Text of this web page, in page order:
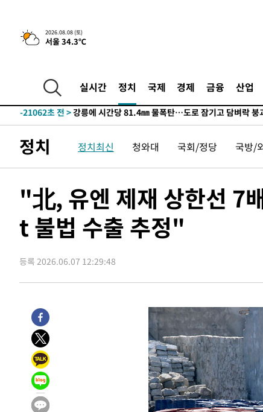
2026.08.08 (토)
서울 34.3℃
실시간 정치 국제 경제 금융 산업
-29096초 전 >낮 최고 35도 '무더위'…동해안 시간당 30㎜ '강한 비'[
-28366초 전 >[속보]이강인 "감독님이 원하는 마음 느꼈고, 많은 트로
-27117초 전 >
온열질환 사망자 3명 늘어…누적 환자 3000명 돌파
-21062초 전 >
-17169초 전 >백운산서 80년근 천종산삼 9뿌리 발견…감정가 1.3억
-12413초 전 >
남자 농구, 나고야 아시안게임서 '홈팀' 일본과 한일전
-11789초 전 >여수 오동도 해상서 모터보트 전복…1명 사망·1명 실종
주 날씨]
-5034초 전 >
축구협회 "압수수색·성접대 논란 사과…쇄신의 기회로
-3551초 전 >[속보]'압수수색·성접대 논란' 축구협회 "실망과 걱정 안
송"
2시간 전 >
'최고 37도' 폭염 지속…강원동해안 최대 150㎜ 비
-29096초 전 >낮 최고 35도 '무더위'…동해안 시간당 30㎜ '강한 비'[
-28366초 전 >[속보]이강인 "감독님이 원하는 마음 느꼈고, 많은 트
-27117초 전 >
온열질환 사망자 3명 늘어…누적 환자 3000명 돌파
-21062초 전 >
강릉에 시간당 81.4㎜ 물폭탄…도로 잠기고 담벼락 붕괴
-17169초 전 >
백운산서 80년근 천종산삼 9뿌리 발견…감정가 1.3억원
-14879초 전 >
선재도서 해루질 나섰다 실종 60대, 닷새 만에 숨진 채
-12413초 전 >
남자 농구, 나고야 아시안게임서 '홈팀' 일본과 한일전
-11789초 전 >
여수 오동도 해상서 모터보트 전복…1명 사망·1명 실종
정치 정치최신 청와대 국회/정당 국방/
"北, 유엔 제재 상한선 7
t 불법 수출 추정"
등록 2026.06.07 12:29:48